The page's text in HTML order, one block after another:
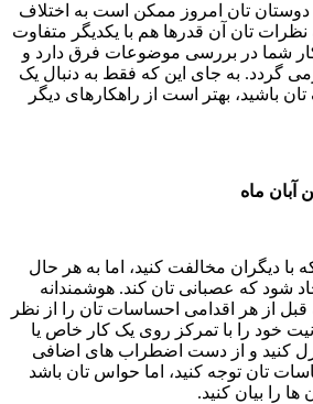
تان امروز ممکن است به اختلاف
تان آن قدرها هم با یکدیگر متفاوت
شما در بررسی موضوعات فرق دارد و
گردد. به جای این که فقط به دنبال یک
باشید، بهتر است از راهکارهای دیگر
با دیگران مخالفت کنید، اما به هر حال
شود که عصبانی تان کند. هوشمندانه
از هر اقدامی احساسات تان را از نظر
خود را با تمرکز روی یک کار خاص یا
کنید و از دست اضطراب های اضافی
تان توجه کنید، اما حواس تان باشد
را بیان کنید.